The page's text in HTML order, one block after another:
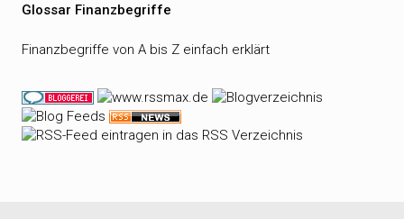
Glossar Finanzbegriffe
Finanzbegriffe von A bis Z einfach erklärt